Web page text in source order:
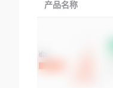
产品名称